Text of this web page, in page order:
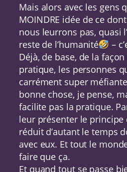
Mais alors avec les gens
MOINDRE idée de ce
nous leurrons pas, quasi
reste de l’humanité
–
Déjà, de base, de la
pratique, les personnes
carrément super
bonne chose, je pense,
facilite pas la pratique.
leur présenter le principe
réduit d’autant le temps
avec eux. Et tout le
faire que ça.
Et quand tout se passe